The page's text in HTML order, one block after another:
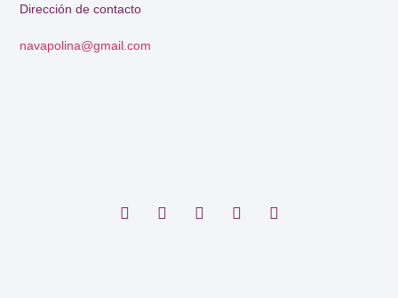
Dirección de contacto
navapolina@gmail.com